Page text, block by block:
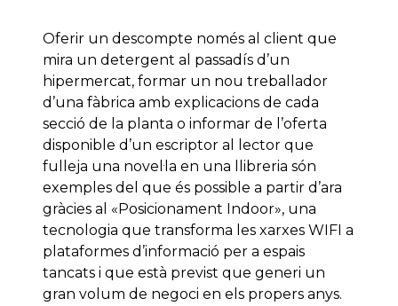
Oferir un descompte només al client que
mira un detergent al passadís d’un
hipermercat, formar un nou treballador
d’una fàbrica amb explicacions de cada
secció de la planta o informar de l’oferta
disponible d’un escriptor al lector que
fulleja una novel·la en una llibreria són
exemples del que és possible a partir d’ara
gràcies al «Posicionament Indoor», una
tecnologia que transforma les xarxes WIFI a
plataformes d’informació per a espais
tancats i que està previst que generi un
gran volum de negoci en els propers anys.